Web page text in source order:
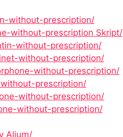
without-prescription/
without-prescription Skript/
without-prescription/
without-prescription/
without-prescription/
prescription/
without-prescription/
without-prescription/
Alium/